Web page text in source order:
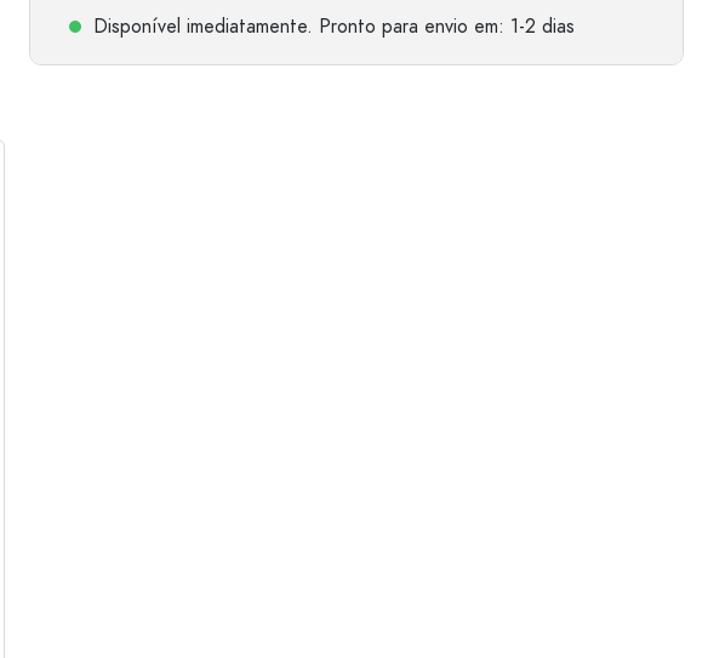
Disponível imediatamente. Pronto para envio em: 1-2 dias